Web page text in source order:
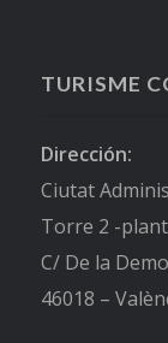
TURISME
Dirección:
Ciutat
Torre 2 -
C/ De la
46018 –